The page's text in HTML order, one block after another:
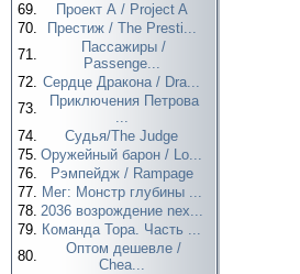
69.
Проект А / Project A
70.
Престиж / The Presti...
71.
Пассажиры /
Passenge...
72. Сердце Дракона / Dra...
73.
Приключения Петрова
...
74.
Судья/The Judge
75. Оружейный барон / Lo...
76.
Рэмпейдж / Rampage
77. Мег: Монстр глубины ...
78. 2036 возрождение nex...
79. Команда Тора. Часть ...
80.
Оптом дешевле /
Chea...